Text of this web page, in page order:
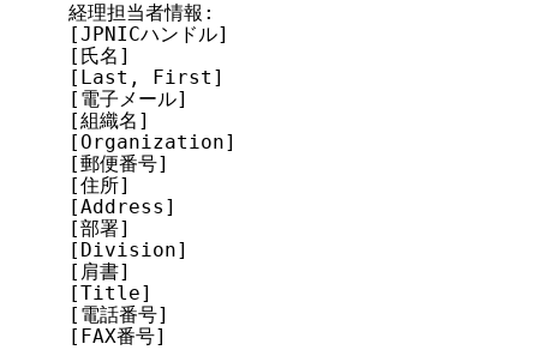
経理担当者情報:
[JPNICハンドル]
[氏名]
[Last, First]
[電子メール]
[組織名]
[Organization]
[郵便番号]
[住所]
[Address]
[部署]
[Division]
[肩書]
[Title]
[電話番号]
[FAX番号]